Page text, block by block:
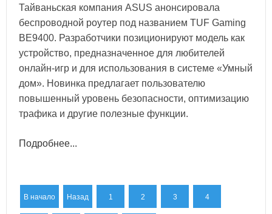
Тайваньская компания ASUS анонсировала
беспроводной роутер под названием TUF Gaming
BE9400. Разработчики позиционируют модель как
устройство, предназначенное для любителей
онлайн-игр и для использования в системе «Умный
дом». Новинка предлагает пользователю
повышенный уровень безопасности, оптимизацию
трафика и другие полезные функции.
Подробнее...
В начало Назад 1 2 3 4